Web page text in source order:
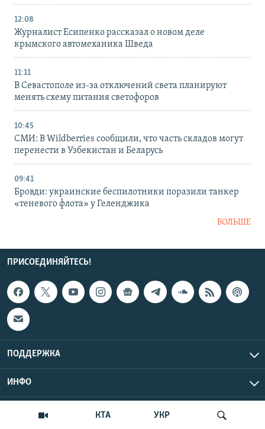
КТА УКР
12:08
Журналист Есипенко рассказал о новом деле
крымского автомеханика Шведа
11:11
В Севастополе из-за отключений света планируют
менять схему питания светофоров
10:45
СМИ: В Wildberries сообщили, что часть складов могут
перенести в Узбекистан и Беларусь
09:41
Бровди: украинские беспилотники поразили танкер
«теневого флота» у Геленджика
БОЛЬШЕ
ПРИСОЕДИНЯЙТЕСЬ!
ПОДДЕРЖКА
ИНФО
Copyright Крым.Реалии, 2026 | Все права защищены.
UTC+3